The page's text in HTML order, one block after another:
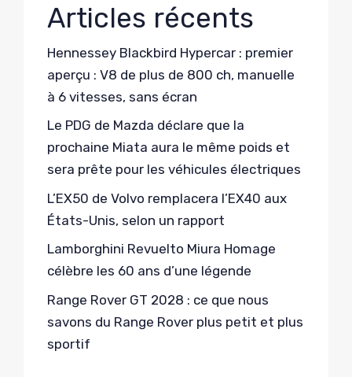
Articles récents
Hennessey Blackbird Hypercar : premier
aperçu : V8 de plus de 800 ch, manuelle
à 6 vitesses, sans écran
Le PDG de Mazda déclare que la
prochaine Miata aura le même poids et
sera prête pour les véhicules électriques
L’EX50 de Volvo remplacera l’EX40 aux
États-Unis, selon un rapport
Lamborghini Revuelto Miura Homage
célèbre les 60 ans d’une légende
Range Rover GT 2028 : ce que nous
savons du Range Rover plus petit et plus
sportif